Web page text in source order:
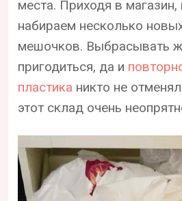
места. Приходя в
набираем несколько
мешочков. Выбрасывать
пригодиться, да и
пластика никто не
этот склад очень